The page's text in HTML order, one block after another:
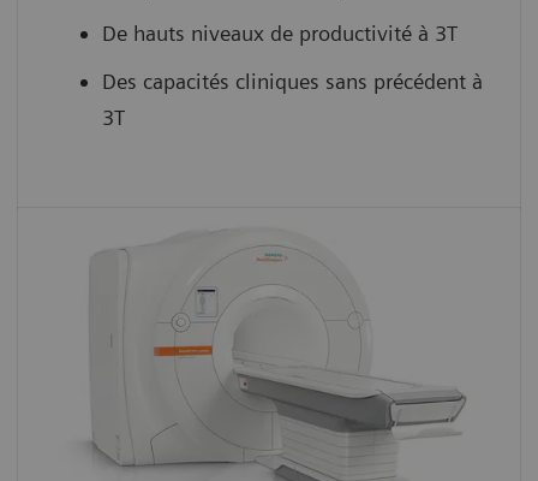
De hauts niveaux de productivité à 3T
Des capacités cliniques sans précédent à
3T